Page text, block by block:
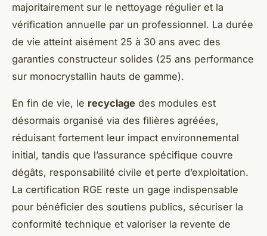
majoritairement sur le nettoyage régulier et la
vérification annuelle par un professionnel. La durée
de vie atteint aisément 25 à 30 ans avec des
garanties constructeur solides (25 ans performance
sur monocrystallin hauts de gamme).
En fin de vie, le recyclage des modules est
désormais organisé via des filières agréées,
réduisant fortement leur impact environnemental
initial, tandis que l’assurance spécifique couvre
dégâts, responsabilité civile et perte d’exploitation.
La certification RGE reste un gage indispensable
pour bénéficier des soutiens publics, sécuriser la
conformité technique et valoriser la revente de